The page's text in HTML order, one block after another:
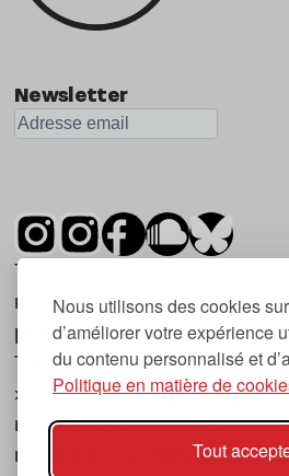
Nous utilisons des cookies
d’améliorer votre expérience
du contenu personnalisé et
Politique en matière de
Tout
Newsletter
Tsugi est un mensuel
musique et les nouvelles
première parution date de
Tsugi en japonais signifie «
», ce qui correspond à la
magazine, à l’affût des
musicales, qu’elles viennent